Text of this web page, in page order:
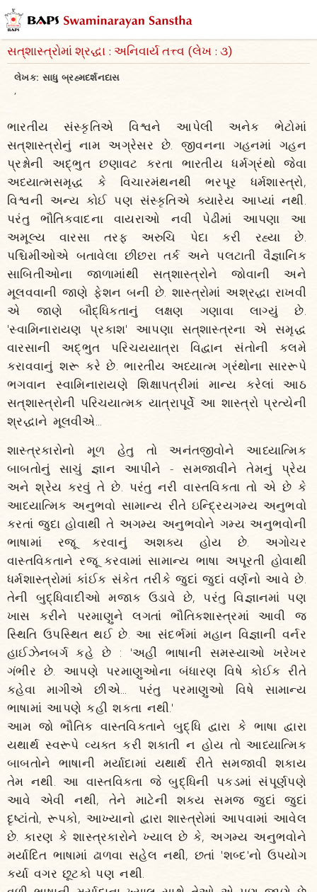
સત્‌શાસ્ત્રોમાં શ્રદ્ધા : અનિવાર્ય તત્ત્વ (લેખ : ૩)
લેખક: સાધુ બ્રહ્મદર્શનદાસ
,
ભારતીય સંસ્કૃતિએ વિશ્વને આપેલી અનેક ભેટોમાં
સત્‌શાસ્ત્રોનું નામ અગ્રેસર છે. જીવનના ગહનમાં ગહન
પ્રશ્નોની અદ્‌ભુત છણાવટ કરતા ભારતીય ધર્મગ્રંથો જેવા
અધ્યાત્મસમૃદ્ધ કે વિચારમંથનથી ભરપૂર ધર્મશાસ્ત્રો,
વિશ્વની અન્ય કોઈ પણ સંસ્કૃતિએ ક્યારેય આપ્યાં નથી.
પરંતુ ભૌતિકવાદના વાયરાઓ નવી પેઢીમાં આપણા આ
અમૂલ્ય વારસા તરફ અરુચિ પેદા કરી રહ્યા છે.
પશ્ચિમીઓએ બતાવેલા છીછરા તર્ક અને પલટાતી વૈજ્ઞાનિક
સાબિતીઓના જાળામાંથી સત્‌શાસ્ત્રોને જોવાની અને
મૂલવવાની જાણે ફેશન બની છે. શાસ્ત્રોમાં અશ્રદ્ધા રાખવી
એ જાણે બૌદ્ધિકતાનું લક્ષણ ગણાવા લાગ્યું છે.
'સ્વામિનારાયણ પ્રકાશ' આપણા સત્‌શાસ્ત્રના એ સમૃદ્ધ
વારસાની અદ્‌ભુત પરિચયયાત્રા વિદ્વાન સંતોની કલમે
કરાવવાનું શરૂ કરે છે. ભારતીય અધ્યાત્મ ગ્રંથોના સારરૂપે
ભગવાન સ્વામિનારાયણે શિક્ષાપત્રીમાં માન્ય કરેલાં આઠ
સત્‌શાસ્ત્રોની પરિચયાત્મક યાત્રાપૂર્વે આ શાસ્ત્રો પ્રત્યેની
શ્રદ્ધાને મૂલવીએ...
શાસ્ત્રકારોનો મૂળ હેતુ તો અનંતજીવોને આધ્યાત્મિક
બાબતોનું સાચું જ્ઞાન આપીને - સમજાવીને તેમનું પ્રેય
અને શ્રેય કરવું તે છે. પરંતુ નરી વાસ્તવિકતા તો એ છે કે
આધ્યાત્મિક અનુભવો સામાન્ય રીતે ઇન્દ્રિયગમ્ય અનુભવો
કરતાં જુદા હોવાથી તે અગમ્ય અનુભવોને ગમ્ય અનુભવોની
ભાષામાં રજૂ કરવાનું અશક્ય હોય છે. અગોચર
વાસ્તવિકતાને રજૂ કરવામાં સામાન્ય ભાષા અપૂરતી હોવાથી
ધર્મશાસ્ત્રોમાં કાંઈક સંકેત તરીકે જુદાં જુદાં વર્ણનો આવે છે.
તેની બુદ્ધિવાદીઓ મજાક ઉડાવે છે, પરંતુ વિજ્ઞાનમાં પણ
ખાસ કરીને પરમાણુને લગતાં ભૌતિકશાસ્ત્રમાં આવી જ
સ્થિતિ ઉપસ્થિત થઈ છે. આ સંદર્ભમાં મહાન વિજ્ઞાની વર્નર
હાઈઝેનબર્ગ કહે છે : 'અહીં ભાષાની સમસ્યાઓ ખરેખર
ગંભીર છે. આપણે પરમાણુઓના બંધારણ વિષે કોઈક રીતે
કહેવા માગીએ છીએ... પરંતુ પરમાણુઓ વિષે સામાન્ય
ભાષામાં આપણે કહી શકતા નથી.'
આમ જો ભૌતિક વાસ્તવિકતાને બુદ્ધિ દ્વારા કે ભાષા દ્વારા
યથાર્થ સ્વરૂપે વ્યક્ત કરી શકાતી ન હોય તો આધ્યાત્મિક
બાબતોને ભાષાની મર્યાદામાં યથાર્થ રીતે સમજાવી શકાય
તેમ નથી. આ વાસ્તવિકતા જે બુદ્ધિની પકડમાં સંપૂર્ણપણે
આવે એવી નથી, તેને માટેની શક્ય સમજ જુદાં જુદાં
દૃષ્ટાંતો, રૂપકો, આખ્યાનો દ્વારા શાસ્ત્રોમાં આપવામાં આવેલ
છે. કારણ કે શાસ્ત્રકારોને ખ્યાલ છે કે, અગમ્ય અનુભવોને
મર્યાદિત ભાષામાં ઢાળવા સહેલ નથી, છતાં 'શબ્દ'નો ઉપયોગ
કર્યા વગર છૂટકો પણ નથી.